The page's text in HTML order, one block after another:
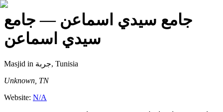
جامع سيدي اسماعن — جامع
سيدي اسماعن
Masjid
in جربة, Tunisia
Unknown, TN
Website: N/A